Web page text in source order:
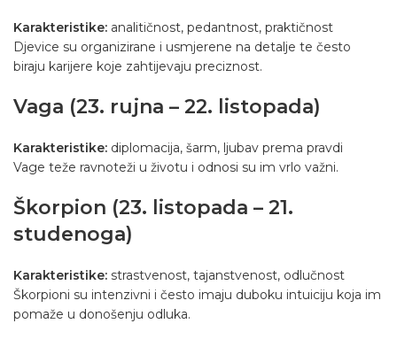
Karakteristike: analitičnost, pedantnost, praktičnost
Djevice su organizirane i usmjerene na detalje te često
biraju karijere koje zahtijevaju preciznost.
Vaga (23. rujna – 22. listopada)
Karakteristike: diplomacija, šarm, ljubav prema pravdi
Vage teže ravnoteži u životu i odnosi su im vrlo važni.
Škorpion (23. listopada – 21.
studenoga)
Karakteristike: strastvenost, tajanstvenost, odlučnost
Škorpioni su intenzivni i često imaju duboku intuiciju koja im
pomaže u donošenju odluka.